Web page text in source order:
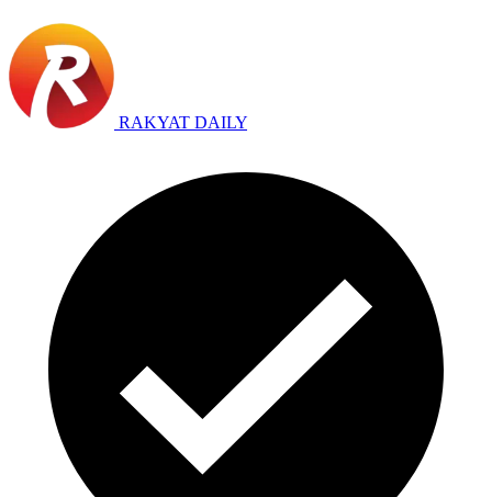
RAKYAT DAILY